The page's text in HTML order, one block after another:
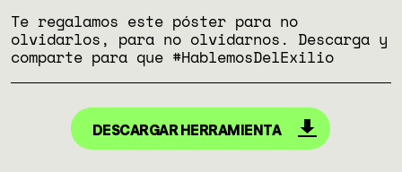
Te regalamos este póster para no
olvidarlos, para no olvidarnos. Descarga y
comparte para que #HablemosDelExilio
DESCARGAR HERRAMIENTA